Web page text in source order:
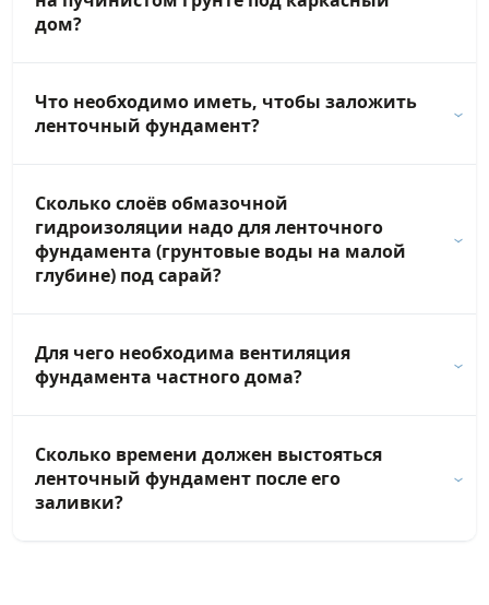
дом?
Что необходимо иметь, чтобы заложить
ленточный фундамент?
Сколько слоёв обмазочной
гидроизоляции надо для ленточного
фундамента (грунтовые воды на малой
глубине) под сарай?
Для чего необходима вентиляция
фундамента частного дома?
Сколько времени должен выстояться
ленточный фундамент после его
заливки?